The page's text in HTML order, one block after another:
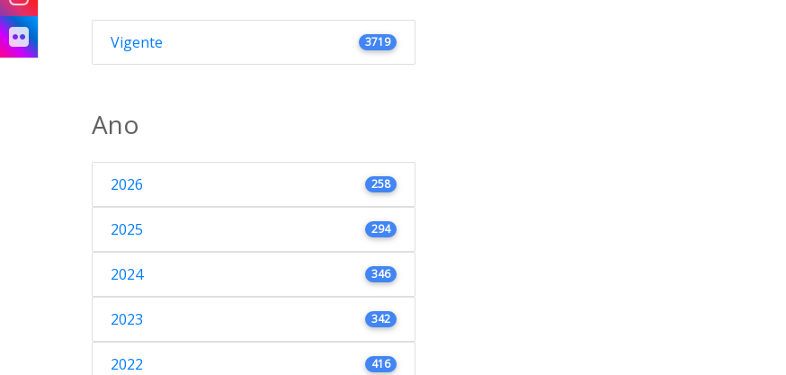
Vigente 3719
Ano
2026 258
2025 294
2024 346
2023 342
2022 416